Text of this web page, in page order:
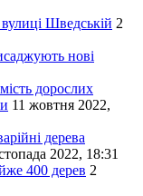
Шведській 2
нові
дорослих
11 жовтня 2022,
дерева
2022, 18:31
400 дерев 2